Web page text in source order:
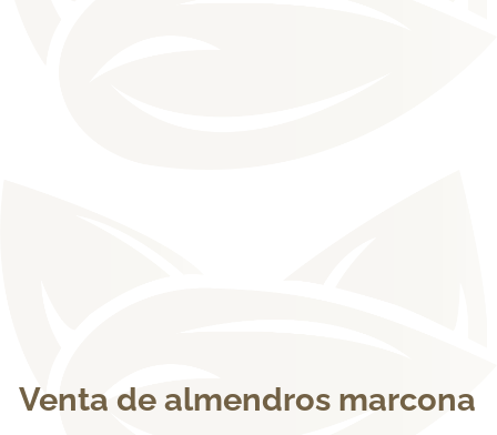
Venta de almendros marcona